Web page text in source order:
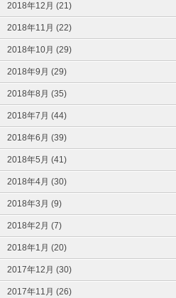
2018年12月 (21)
2018年11月 (22)
2018年10月 (29)
2018年9月 (29)
2018年8月 (35)
2018年7月 (44)
2018年6月 (39)
2018年5月 (41)
2018年4月 (30)
2018年3月 (9)
2018年2月 (7)
2018年1月 (20)
2017年12月 (30)
2017年11月 (26)